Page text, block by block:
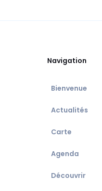
Navigation
Bienvenue
Actualités
Carte
Agenda
Découvrir